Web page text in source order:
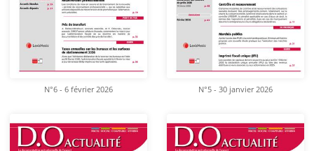
N°6 - 6 février 2026 N°5 - 30 janvier 2026